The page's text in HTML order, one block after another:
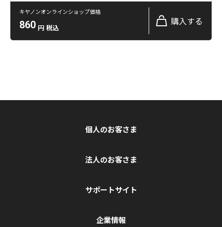
キヤノンオンラインショップ価格
860 円 税込
購入する
個人のお客さま
法人のお客さま
サポートサイト
企業情報